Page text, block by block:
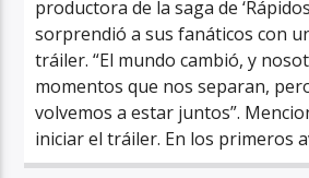
productora de la saga de
sorprendió a sus fanáticos con
tráiler. “El mundo cambió, y
momentos que nos separan,
volvemos a estar juntos”.
iniciar el tráiler. En los primeros